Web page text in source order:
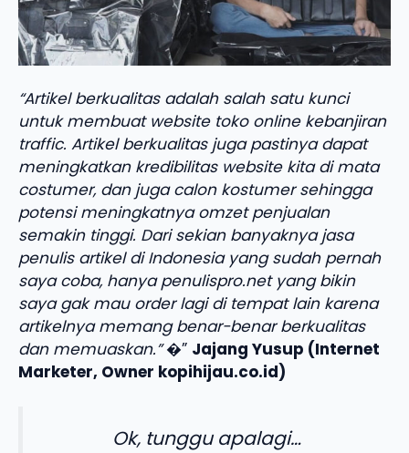
“Artikel berkualitas adalah salah satu kunci
untuk membuat website toko online kebanjiran
traffic. Artikel berkualitas juga pastinya dapat
meningkatkan kredibilitas website kita di mata
costumer, dan juga calon kostumer sehingga
potensi meningkatnya omzet penjualan
semakin tinggi. Dari sekian banyaknya jasa
penulis artikel di Indonesia yang sudah pernah
saya coba, hanya penulispro.net yang bikin
saya gak mau order lagi di tempat lain karena
artikelnya memang benar-benar berkualitas
dan memuaskan.”�” Jajang Yusup (Internet
Marketer, Owner kopihijau.co.id)
Ok, tunggu apalagi…